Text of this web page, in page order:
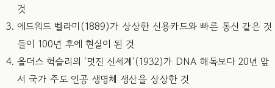
것
에드워드 벨라미(1889)가 상상한 신용카드와 빠른 통신 같은 것
들이 100년 후에 현실이 된 것
올더스 헉슬리의 ‘멋진 신세계’(1932)가 DNA 해독보다 20년 앞
서 국가 주도 인공 생명체 생산을 상상한 것